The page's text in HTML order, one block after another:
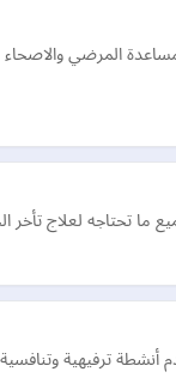
المرضي والاصحاء
ما تحتاجه لعلاج